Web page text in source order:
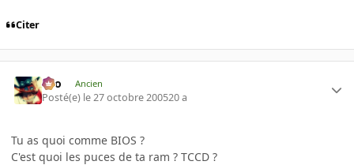
Citer
eYo Ancien
Posté(e) le 27 octobre 200520 a
Tu as quoi comme BIOS ?
C'est quoi les puces de ta ram ? TCCD ?